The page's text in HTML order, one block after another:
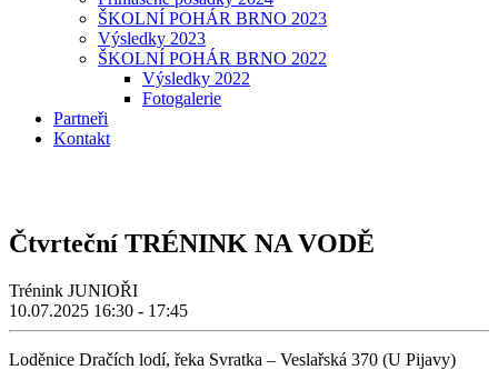
ŠKOLNÍ POHÁR BRNO 2023
Výsledky 2023
ŠKOLNÍ POHÁR BRNO 2022
Výsledky 2022
Fotogalerie
Partneři
Kontakt
Čtvrteční TRÉNINK NA VODĚ
Trénink JUNIOŘI
10.07.2025 16:30 - 17:45
Loděnice Dračích lodí, řeka Svratka – Veslařská 370 (U Pijavy)